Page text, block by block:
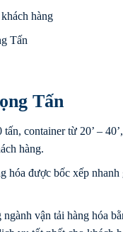
hàng
Tấn
Tấn
container từ 20’ –
hàng.
được bốc xếp nhanh
vận tải hàng hóa